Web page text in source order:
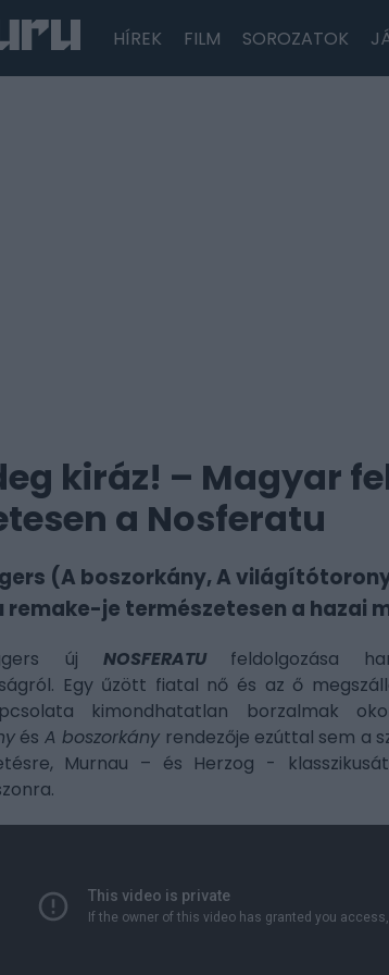
HÍREK FILM SOROZATOK
kiráz! – Magyar
a Nosferatu
(A boszorkány, A
remake-je természetesen a hazai
új NOSFERATU
feldolgozása
Egy űzött fiatal nő és az ő
kimondhatatlan borzalmak
és A boszorkány rendezője ezúttal sem a
Murnau – és Herzog -